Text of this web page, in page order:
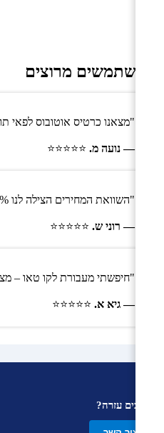
משתמשים מרוצים
"מצאנו כרטיס אוטובוס לפאי
— נועה מ. ⭐⭐⭐⭐⭐
"השוואת המחירים הצילה לנו 30%. ממש שימושי."
— רוני ש. ⭐⭐⭐⭐⭐
"חיפשתי מעבורת לקו טאו –
— גיא א. ⭐⭐⭐⭐⭐
צריכים עזרה?